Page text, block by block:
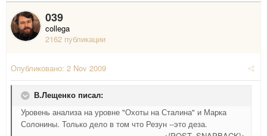
039
collega
2162 публикации
Опубликовано: 2 Nov 2009
В.Лещенко писал:
Уровень анализа на уровне "Охоты на Сталина" и Марка
Солонины. Только дело в том что Резун --это деза.